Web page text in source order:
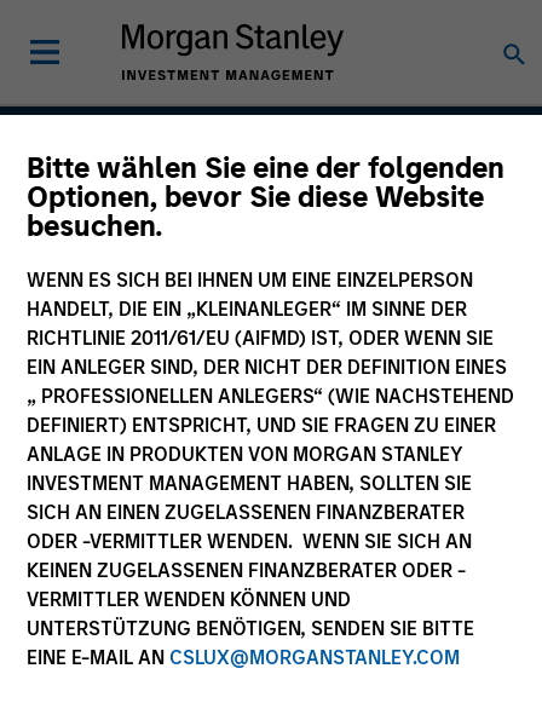
Bitte wählen Sie eine der folgenden
Optionen, bevor Sie diese Website
besuchen.
WENN ES SICH BEI IHNEN UM EINE EINZELPERSON
HANDELT, DIE EIN „KLEINANLEGER“ IM SINNE DER
RICHTLINIE 2011/61/EU (AIFMD) IST, ODER WENN SIE
EIN ANLEGER SIND, DER NICHT DER DEFINITION EINES
„ PROFESSIONELLEN ANLEGERS“ (WIE NACHSTEHEND
DEFINIERT) ENTSPRICHT, UND SIE FRAGEN ZU EINER
ANLAGE IN PRODUKTEN VON MORGAN STANLEY
INVESTMENT MANAGEMENT HABEN, SOLLTEN SIE
SICH AN EINEN ZUGELASSENEN FINANZBERATER
ODER -VERMITTLER WENDEN. WENN SIE SICH AN
KEINEN ZUGELASSENEN FINANZBERATER ODER -
VERMITTLER WENDEN KÖNNEN UND
UNTERSTÜTZUNG BENÖTIGEN, SENDEN SIE BITTE
EINE E-MAIL AN CSLUX@MORGANSTANLEY.COM
Growth
Team Inception
August 2004
Asset Class
US Equity
Quick Facts